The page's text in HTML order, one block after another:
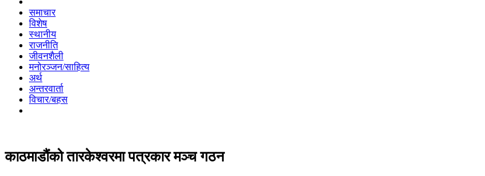
समाचार
विशेष
स्थानीय
राजनीति
जीवनशैली
मनोरञ्जन/साहित्य
अर्थ
अन्तरवार्ता
विचार/बहस
काठमाडौंको तारकेश्वरमा पत्रकार मञ्च गठन